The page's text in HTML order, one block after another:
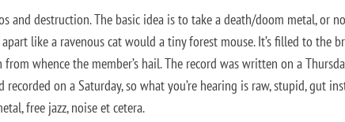
and destruction. The basic idea is to take a death/doom metal, or
like a ravenous cat would a tiny forest mouse. It’s filled to the
whence the member’s hail. The record was written on a
recorded on a Saturday, so what you’re hearing is raw, stupid, gut
free jazz, noise et cetera.